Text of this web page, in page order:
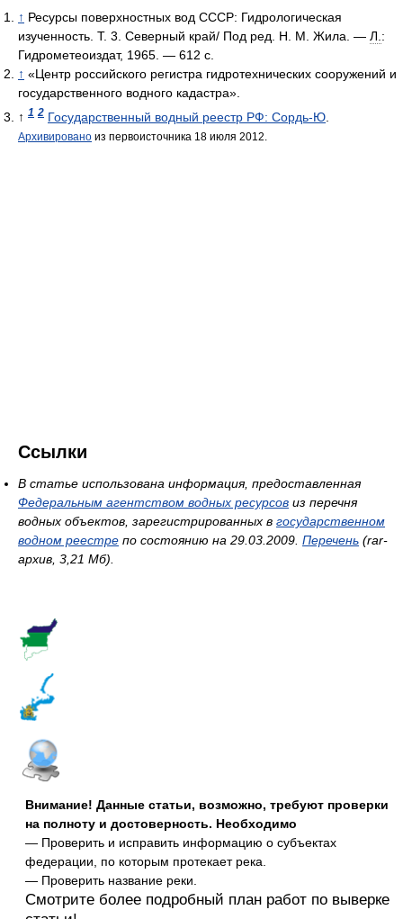
↑ Ресурсы поверхностных вод СССР: Гидрологическая
изученность. Т. 3. Северный край/ Под ред. Н. М. Жила. — Л. :
Гидрометеоиздат, 1965. — 612 с.
↑ «Центр российского регистра гидротехнических сооружений и
государственного водного кадастра».
↑ 1 2 Государственный водный реестр РФ: Сордь-Ю
Архивировано из первоисточника 18 июля 2012.
Ссылки
В статье использована информация, предоставленная
Федеральным агентством водных ресурсов из перечня
водных объектов, зарегистрированных в государственном
водном реестре по состоянию на 29.03.2009. Перечень (rar-
архив, 3,21 Мб).
Внимание! Данные статьи, возможно, требуют проверки
на полноту и достоверность. Необходимо
— Проверить и исправить информацию о субъектах
федерации, по которым протекает река.
— Проверить название реки.
Смотрите более подробный план работ по выверке